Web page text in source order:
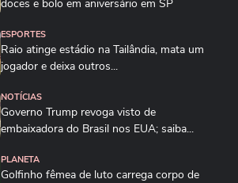
doces e bolo em aniversário em SP
ESPORTES
Raio atinge estádio na Tailândia, mata um
jogador e deixa outros...
NOTÍCIAS
Governo Trump revoga visto de
embaixadora do Brasil nos EUA; saiba...
PLANETA
Golfinho fêmea de luto carrega corpo de